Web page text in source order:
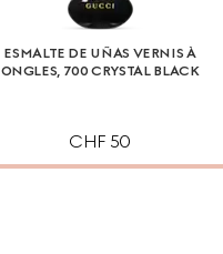
ESMALTE DE UÑAS VERNIS À
ONGLES, 700 CRYSTAL BLACK
CHF 50